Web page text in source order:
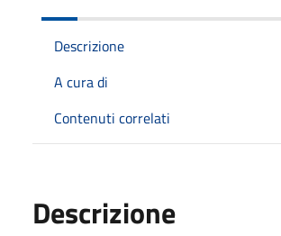
Descrizione
A cura di
Contenuti correlati
Descrizione